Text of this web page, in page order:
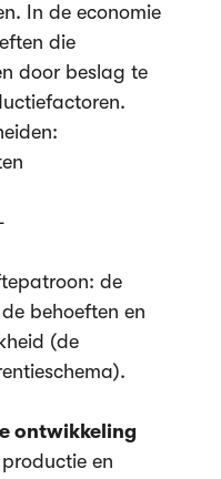
In de economie
die
door beslag te
de
behoeften en
(de
ontwikkeling
en